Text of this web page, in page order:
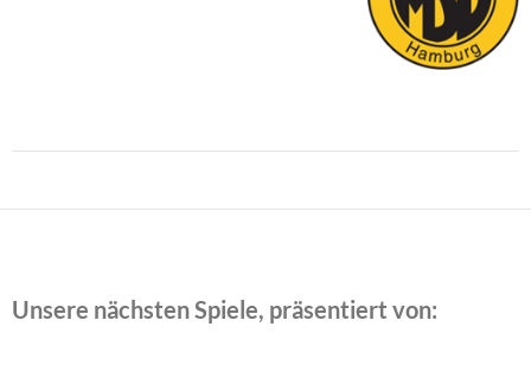
Unsere nächsten Spiele, präsentiert von: